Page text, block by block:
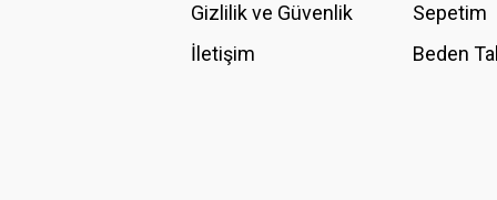
Gizlilik ve Güvenlik
İletişim
Sepetim
Beden